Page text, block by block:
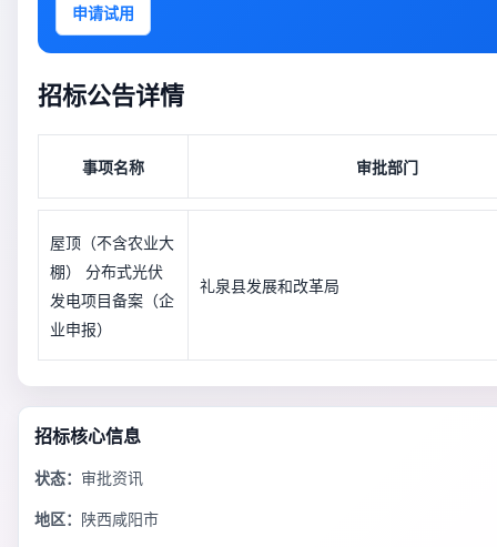
申请试用
招标公告详情
事项名称 审批部门
屋顶（不含农业大
棚） 分布式光伏
发电项目备案（企
业申报）
礼泉县发展和改革局
招标核心信息
状态： 审批资讯
地区： 陕西咸阳市